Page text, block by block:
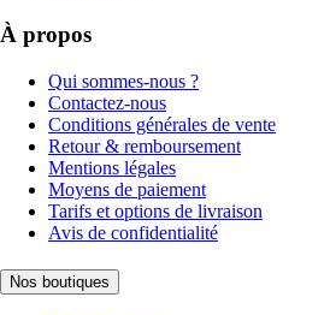
À propos
Qui sommes-nous ?
Contactez-nous
Conditions générales de vente
Retour & remboursement
Mentions légales
Moyens de paiement
Tarifs et options de livraison
Avis de confidentialité
Nos boutiques